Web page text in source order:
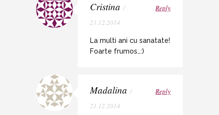
Cristina /
21.12.2014
Reply
La multi ani cu sanatate!
Foarte frumos…:)
Madalina /
21.12.2014
Reply